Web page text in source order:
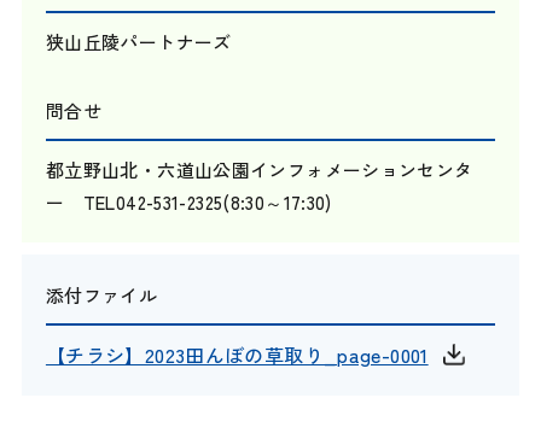
狭山丘陵パートナーズ
問合せ
都立野山北・六道山公園インフォメーションセンタ
ー TEL042-531-2325(8:30～17:30)
添付ファイル
【チラシ】2023田んぼの草取り_page-0001